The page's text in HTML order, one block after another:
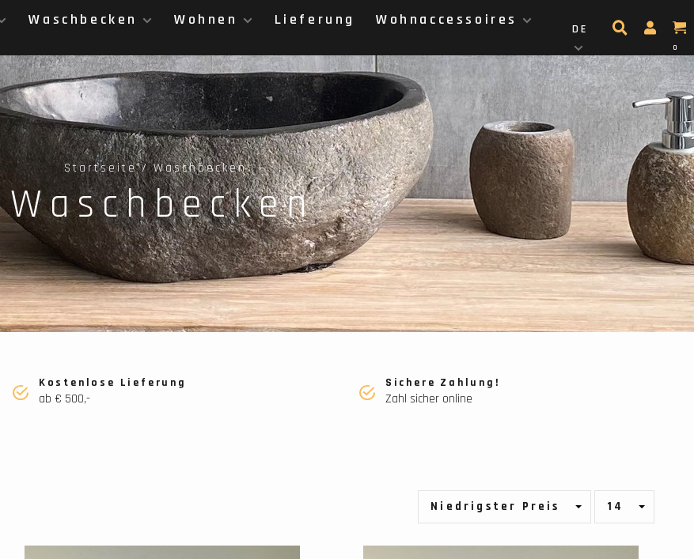
Waschbecken Wohnen Lieferung
Wohnaccessoires
DE
0
Startseite Waschbecken
Waschbecken
Kostenlose Lieferung
ab € 500,-
Sichere Zahlung!
Zahl sicher online
Niedrigster Preis 14